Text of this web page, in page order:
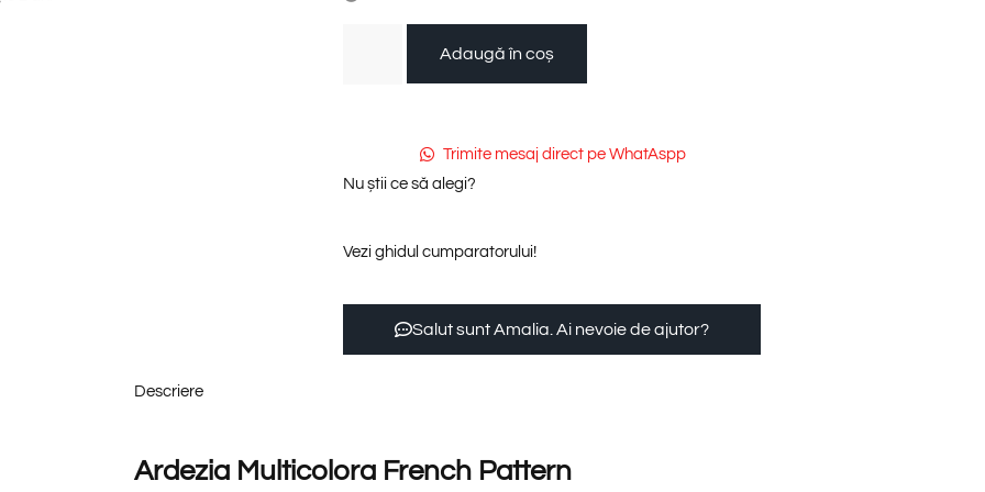
Adaugă în coș
Trimite mesaj direct pe WhatAspp
Nu știi ce să alegi?
Vezi ghidul cumparatorului!
Salut sunt Amalia. Ai nevoie de ajutor?
Descriere
Ardezia Multicolora French Pattern